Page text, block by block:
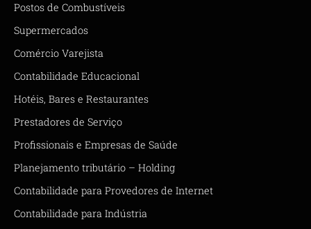
Postos de Combustíveis
Supermercados
Comércio Varejista
Contabilidade Educacional
Hotéis, Bares e Restaurantes
Prestadores de Serviço
Profissionais e Empresas de Saúde
Planejamento tributário – Holding
Contabilidade para Provedores de Internet
Contabilidade para Indústria